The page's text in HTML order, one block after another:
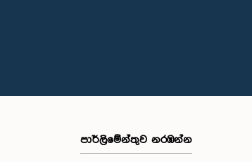
පාර්ලි‌මේන්තුව නරඹන්න